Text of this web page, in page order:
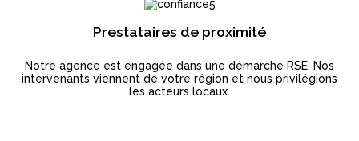
Prestataires de proximité
Notre agence est engagée dans une démarche RSE. Nos
intervenants viennent de votre région et nous privilégions
les acteurs locaux.